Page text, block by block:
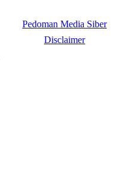
Pedoman Media Siber
Disclaimer